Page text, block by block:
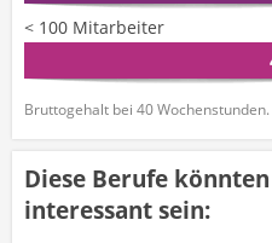
< 100 Mitarbeiter
Bruttogehalt bei 40 Wochenstunden.
Diese Berufe
interessant sein: